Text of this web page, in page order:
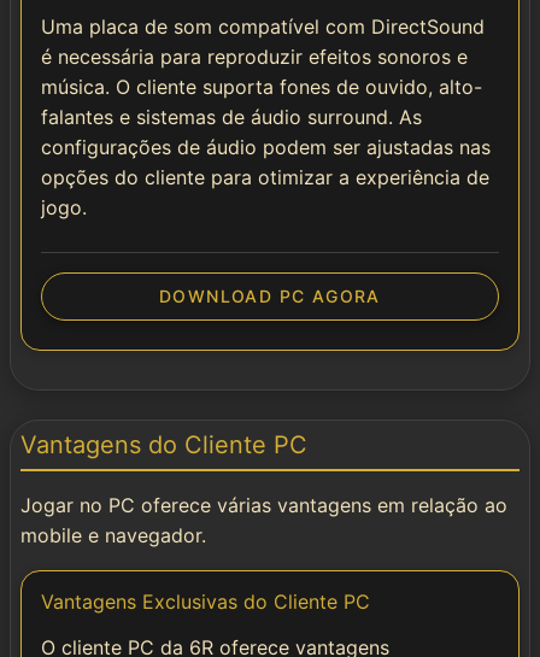
Uma placa de som compatível com DirectSound
é necessária para reproduzir efeitos sonoros e
música. O cliente suporta fones de ouvido, alto-
falantes e sistemas de áudio surround. As
configurações de áudio podem ser ajustadas nas
opções do cliente para otimizar a experiência de
jogo.
DOWNLOAD PC AGORA
Vantagens do Cliente PC
Jogar no PC oferece várias vantagens em relação ao
mobile e navegador.
Vantagens Exclusivas do Cliente PC
O cliente PC da 6R oferece vantagens